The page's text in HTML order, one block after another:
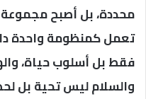
محددة، بل أصبح
تعمل كمنظومة واحدة
فقط بل أسلوب حياة،
والسلام ليس تحية بل